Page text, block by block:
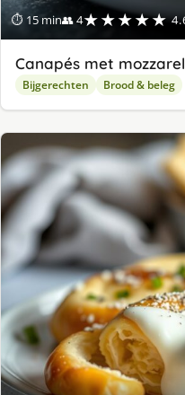
⏱ 15 min👥 4★★★★★
Canapés met
Bijgerechten Brood & beleg